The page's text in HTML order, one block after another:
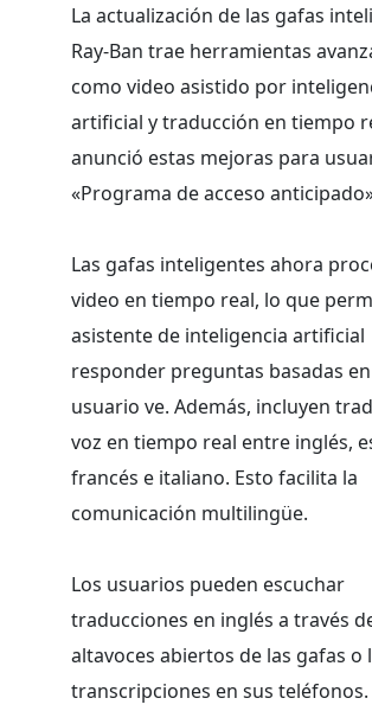
La actualización de las gafas
Ray-Ban trae herramientas
como video asistido por
artificial y traducción en tiempo
anunció estas mejoras para
«Programa de acceso
Las gafas inteligentes ahora
video en tiempo real, lo que
asistente de inteligencia artificial
responder preguntas basadas
usuario ve. Además, incluyen
voz en tiempo real entre inglés,
francés e italiano. Esto facilita la
comunicación multilingüe.
Los usuarios pueden escuchar
traducciones en inglés a través
altavoces abiertos de las gafas o
transcripciones en sus teléfonos.